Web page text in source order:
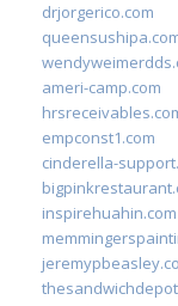
drjorgerico.com
ameri-camp.com
empconst1.com
cinderella-
inspirehuahin.com